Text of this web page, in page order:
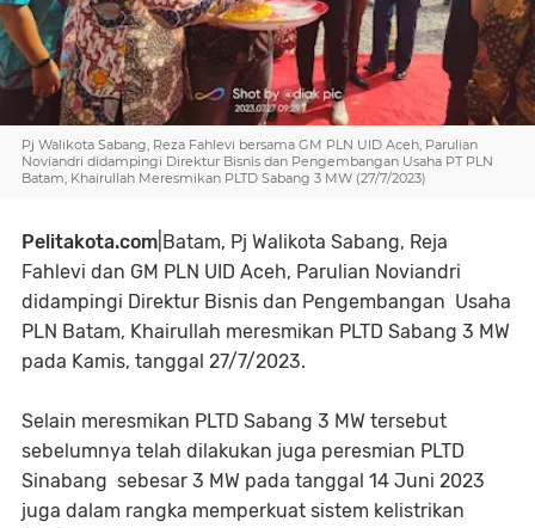
Pj Walikota Sabang, Reza Fahlevi bersama GM PLN UID Aceh, Parulian
Noviandri didampingi Direktur Bisnis dan Pengembangan Usaha PT PLN
Batam, Khairullah Meresmikan PLTD Sabang 3 MW (27/7/2023)
Pelitakota.com |Batam, Pj Walikota Sabang, Reja
Fahlevi dan GM PLN UID Aceh, Parulian Noviandri
didampingi Direktur Bisnis dan Pengembangan Usaha
PLN Batam, Khairullah meresmikan PLTD Sabang 3 MW
pada Kamis, tanggal 27/7/2023.
Selain meresmikan PLTD Sabang 3 MW tersebut
sebelumnya telah dilakukan juga peresmian PLTD
Sinabang sebesar 3 MW pada tanggal 14 Juni 2023
juga dalam rangka memperkuat sistem kelistrikan